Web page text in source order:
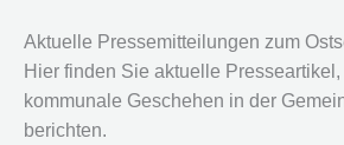
Aktuelle Pressemitteilungen zum
Hier finden Sie aktuelle
kommunale Geschehen in der
berichten.